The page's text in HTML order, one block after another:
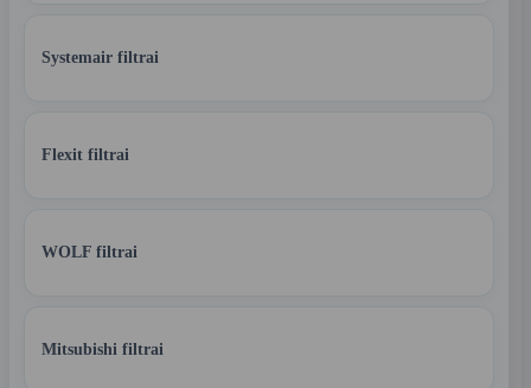
Systemair filtrai
Flexit filtrai
WOLF filtrai
Mitsubishi filtrai